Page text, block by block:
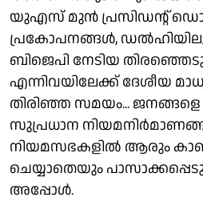
യുഎസ് മുന്‍ പ്രസിഡന്റ്
പ്രകോപനങ്ങള്‍,
ബിജെപി നേടിയ
എന്നിവയിലേക്ക് ദേശീയ
തിരിഞ്ഞ സമയം...
സുപ്രധാന
നിയമസഭകളില്‍ ആരും
ചെയ്യാതെയും
അപ്പോൾ.